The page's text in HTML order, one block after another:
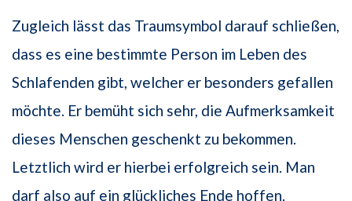
Zugleich lässt das Traumsymbol darauf schließen,
dass es eine bestimmte Person im Leben des
Schlafenden gibt, welcher er besonders gefallen
möchte. Er bemüht sich sehr, die Aufmerksamkeit
dieses Menschen geschenkt zu bekommen.
Letztlich wird er hierbei erfolgreich sein. Man
darf also auf ein glückliches Ende hoffen.